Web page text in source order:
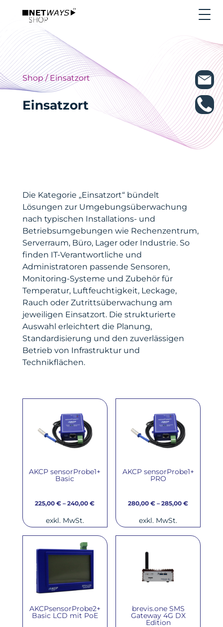
Shop/ Einsatzort
Einsatzort
Die Kategorie „Einsatzort“ bündelt
Lösungen zur Umgebungsüberwachung
nach typischen Installations- und
Betriebsumgebungen wie Rechenzentrum,
Serverraum, Büro, Lager oder Industrie. So
finden IT-Verantwortliche und
Administratoren passende Sensoren,
Monitoring-Systeme und Zubehör für
Temperatur, Luftfeuchtigkeit, Leckage,
Rauch oder Zutrittsüberwachung am
jeweiligen Einsatzort. Die strukturierte
Auswahl erleichtert die Planung,
Standardisierung und den zuverlässigen
Betrieb von Infrastruktur und
Technikflächen.
AKCP sensorProbe1+
Basic
225,00€ –240,00€
exkl. MwSt.
AKCP sensorProbe1+
PRO
280,00€ –285,00€
exkl. MwSt.
AKCPsensorProbe2+
Basic LCD mit PoE
brevis.one SMS
Gateway 4G DX
Edition